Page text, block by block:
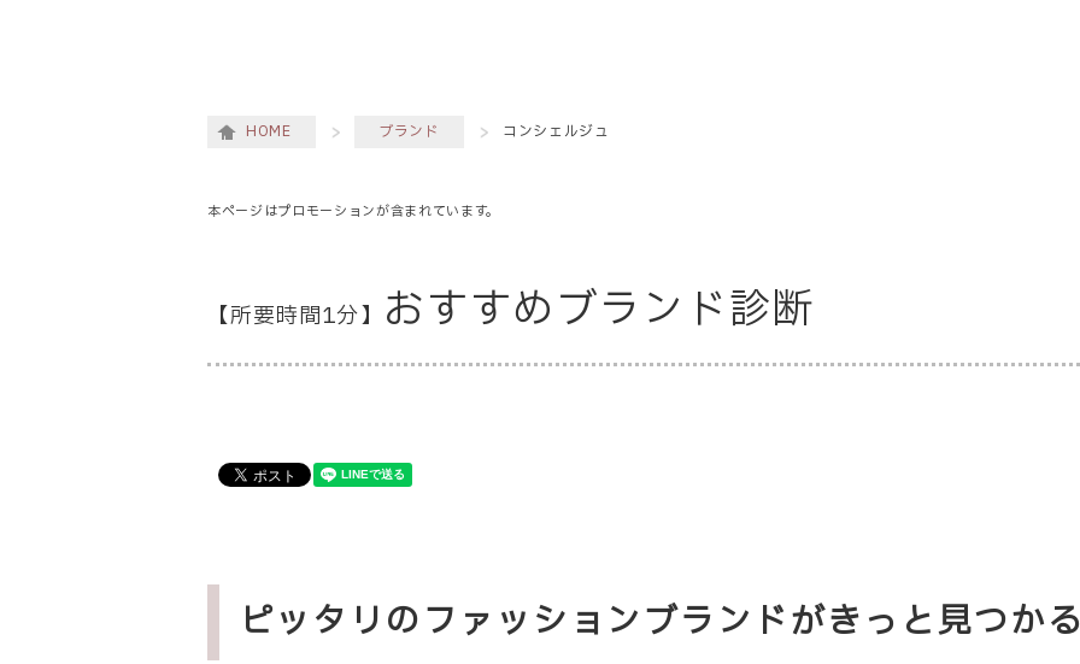
HOME ブランド コンシェルジュ
本ページはプロモーションが含まれています。
【所要時間1分】 おすすめブランド診断
ピッタリのファッションブランドがきっと見つか